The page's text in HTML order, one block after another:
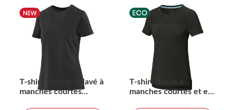
T-shirt femme délavé à
manches courtes
T-shirt Borax à
manches courtes et en